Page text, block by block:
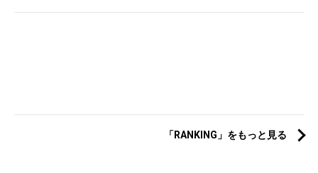
「RANKING」をもっと見る